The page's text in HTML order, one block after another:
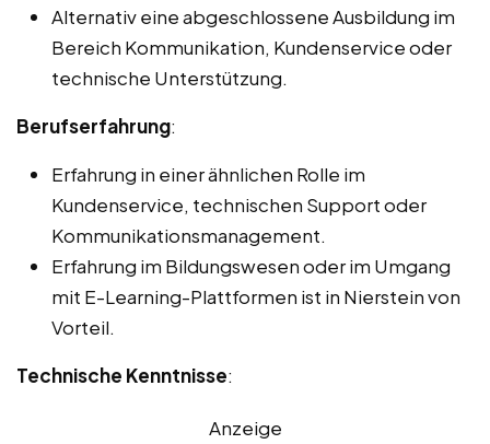
Alternativ eine abgeschlossene Ausbildung im
Bereich Kommunikation, Kundenservice oder
technische Unterstützung.
Berufserfahrung:
Erfahrung in einer ähnlichen Rolle im
Kundenservice, technischen Support oder
Kommunikationsmanagement.
Erfahrung im Bildungswesen oder im Umgang
mit E-Learning-Plattformen ist in Nierstein von
Vorteil.
Technische Kenntnisse:
Anzeige